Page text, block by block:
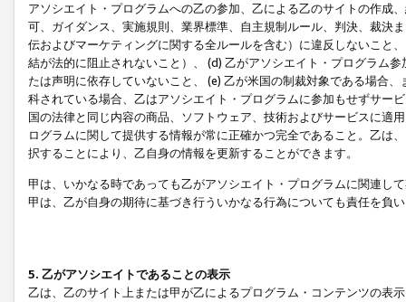
アソシエイト・プログラムへの乙の参加、乙による乙のサイトの作成
可、ガイダンス、実施規則、業界標準、自主規制ルール、判決、裁決
伝およびマーケティングに関する全ルールを含む）に違反しないこと
結が法的に阻止されないこと）、 (d) 乙がアソシエイト・プログラム
たは声明に依存していないこと、 (e) 乙が米国の制裁対象である場合
科されている場合、乙はアソシエイト・プログラムに参加もせずサー
国の法律と同じ内容の商品、ソフトウェア、技術およびサービスに適
ログラムに関して提供する情報が常に正確かつ完全であること。乙は
択することにより、乙自身の情報を更新することができます。
甲は、いかなる時であっても乙がアソシエイト・プログラムに関連し
甲は、乙が自身の期待に基づき行ういかなる行為についても責任を負
5. 乙がアソシエイトであることの表示
乙は、乙のサイト上または甲が乙によるプログラム・コンテンツの表